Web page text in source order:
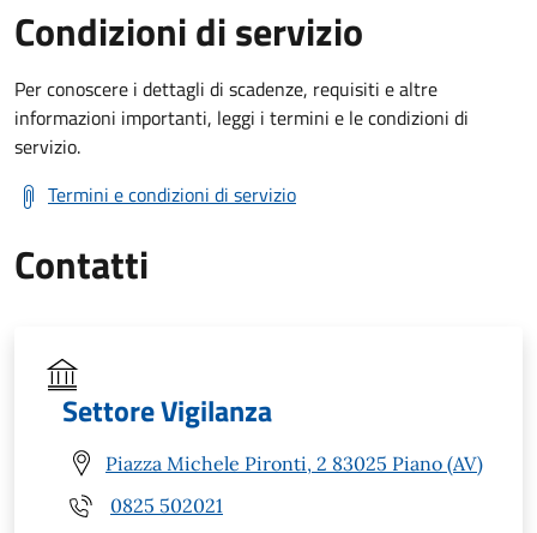
Condizioni di servizio
Per conoscere i dettagli di scadenze, requisiti e altre
informazioni importanti, leggi i termini e le condizioni di
servizio.
Termini e condizioni di servizio
Contatti
Settore Vigilanza
Piazza Michele Pironti, 2 83025 Piano (AV)
0825 502021